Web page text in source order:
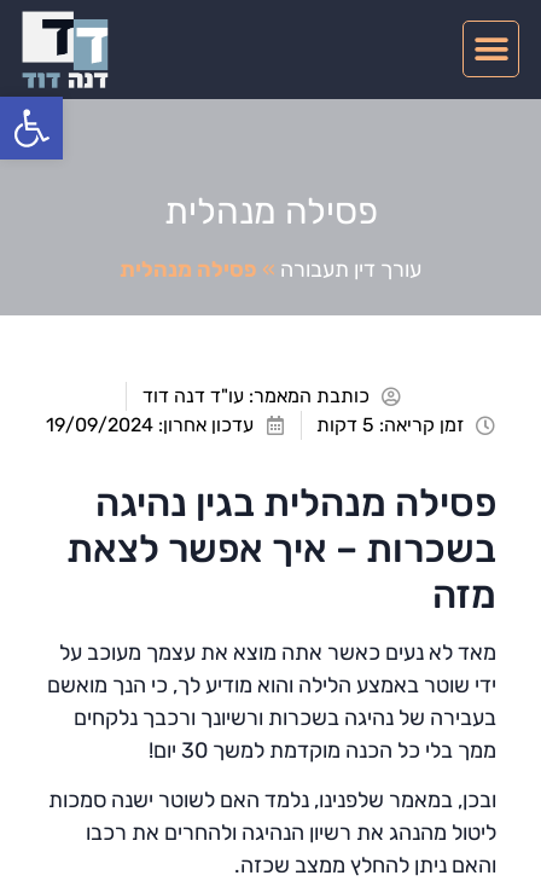
פסילה מנהלית
עורך דין תעבורה » פסילה מנהלית
כותבת המאמר:עו"ד דנה דוד
זמן קריאה: 5 דקות
עדכון אחרון: 19/09/2024
פסילה מנהלית בגין נהיגה
בשכרות – איך אפשר לצאת
מזה
מאד לא נעים כאשר אתה מוצא את עצמך מעוכב על
ידי שוטר באמצע הלילה והוא מודיע לך, כי הנך מואשם
בעבירה של נהיגה בשכרות ורשיונך ורכבך נלקחים
ממך בלי כל הכנה מוקדמת למשך 30 יום!
ובכן, במאמר שלפנינו, נלמד האם לשוטר ישנה סמכות
ליטול מהנהג את רשיון הנהיגה ולהחרים את רכבו
והאם ניתן להחלץ ממצב שכזה.
פתח